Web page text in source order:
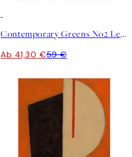
Contemporary Greens No2 Leinwandbild
Ab 41,30 €59 €